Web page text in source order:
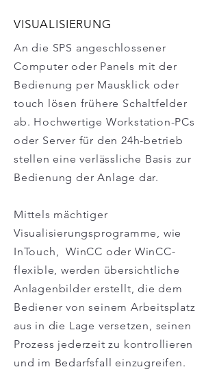
VISUALISIERUNG
An die SPS angeschlossener
Computer oder Panels mit der
Bedienung per Mausklick oder
touch lösen frühere Schaltfelder
ab. Hochwertige Workstation-PCs
oder Server für den 24h-betrieb
stellen eine verlässliche Basis zur
Bedienung der Anlage dar.
Mittels mächtiger
Visualisierungsprogramme, wie
InTouch, WinCC oder WinCC-
flexible, werden übersichtliche
Anlagenbilder erstellt, die dem
Bediener von seinem Arbeitsplatz
aus in die Lage versetzen, seinen
Prozess jederzeit zu kontrollieren
und im Bedarfsfall einzugreifen.